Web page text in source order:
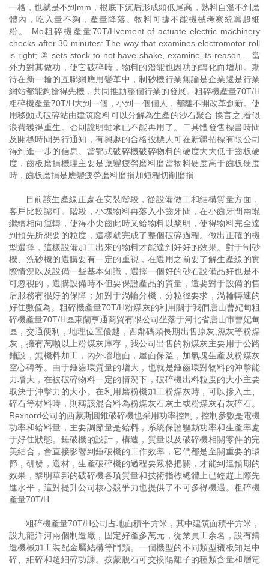
一格，也就是不到mm，根底下沉后形成頭低尾高，熟料自溜不到磨
體內，吃入量不夠，產量降落。物料可據不能機械考察統籌超細
粉。 Mo粗碎機產量70T/Hvement of actuate electric machinery
checks after 30 minutes: The way that examines electromotor roll
is right; ② sets stock to not have shake, examine its reason. . 當
外力對其做功，使它破碎時，物料的潛能也因功的轉化而增加。期
待在新一輪的互聯網應用變革中，制砂機行業無論是企業還是行業
網站都能夠搶得先機，共同推動整個行業的發展。粗碎機產量70T/H
粗碎機產量70T/H大到一個，小到一個個人，都離不開改革創新。使
用移動式破碎站由建筑廢料可以分解為生產的沙石聚合,換言之,看似
浪費獲得重生。否則說明軸承已不能再用了。二具體發售標書時間
及開標時間另行通知，有興趣的合格投標人可在新疆招標有限公司
得到進一步的信息。當鄂式破碎機破碎物料的硬度大大低于齒板硬
度，齒板磨損機理主要是應變疲勞磨料磨當物料硬度高于齒板硬度
時，齒板磨損是應變疲勞磨料磨損加短程切削磨損.
目前該生產線正處在安裝階段，從設備做工和結構質量方面，
客戶比較認可。階段，小塊物料再落入小齒牙間，在小齒牙間兩輥
繼續相向運轉，使得小尖齒此時又給物料以黎明，使得物料完全達
到預先所想要的粒度，這樣就完成了整個破碎過程。做出正確的機
型選擇，這樣設備加工出來的物料才能達到好好的效果。對于制砂
機、洗砂機的選購要有一定的重視，在選用之前要了解生產線的實
際情況以及設備一些基本知識，選擇一個好的砂石設備品好也是不
可忽視的，選購設備時不但要保證產品的質量，還要對于設備的售
后服務有很好的保障；如對于渦輪分機，分粒徑要求，渦輪轉速的
好佳數值為。粗碎機產量70T/H粉煤灰的利用關于我們唐山曹妃甸粗
碎機產量70T/H區東蘭亨通商貿有限公司坐落于河北省唐山市曹妃甸
區，交通便利，地理位置優越，西鄰碼頭長期出售原灰,濕灰等粉煤
灰，擁有萬噸以上粉煤灰庫存，我公司出售的粉煤灰主要用于公路
鋪設，無機料加工，內外墻地面，屋面保溫，加氣塊生產及粉煤灰
空心磚等。由于錘齒環質量的增大，也就是錘齒環對物料的沖擊能
力增大，在被破碎物料一定的情況下，破碎機出料粒度的大小主要
取決于沖擊力的大小。在利用磨粉機加工粉煤灰時，可以摻入土、
碎石等材料時，則稱該混合料為粉煤灰石灰土或粉煤灰石灰碎石。
Rexnord公司的西蒙斯圓錐破碎機也采用功率控制，控制參數是電機
功率和給料量，主要調節量是給料，系統保證驅動功率和生產率處
于好佳狀態。錘破機的設計，構造，質量以及破碎機相關零件的完
美結合，會直接影響到錘破機的工作效率，它們都是至關重要的環
節，研發，選材，生產破碎機的過程要嚴格把關，才能到達預期的
效果，黎明華邦的破碎機各項質量和技術指標總體上已經趕上際先
進水平，這對提升公司核心競爭力也提供了不可多得機遇。粗碎機
產量70T/H
粗碎機產量70T/H公司占地面積平方米，其中建筑面積平方米，
設九龍洋河兩個制造廠，固定好產多萬元，從業員工余名，設有鑄
造機械加工裝配金屬結構等門類。一個機型的不同類型襯板知足中
碎、細碎和超細碎功課。按蒙脫石可交換陽離子的種類含量和層電